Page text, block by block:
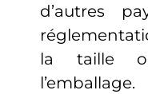
d’autres
la taille